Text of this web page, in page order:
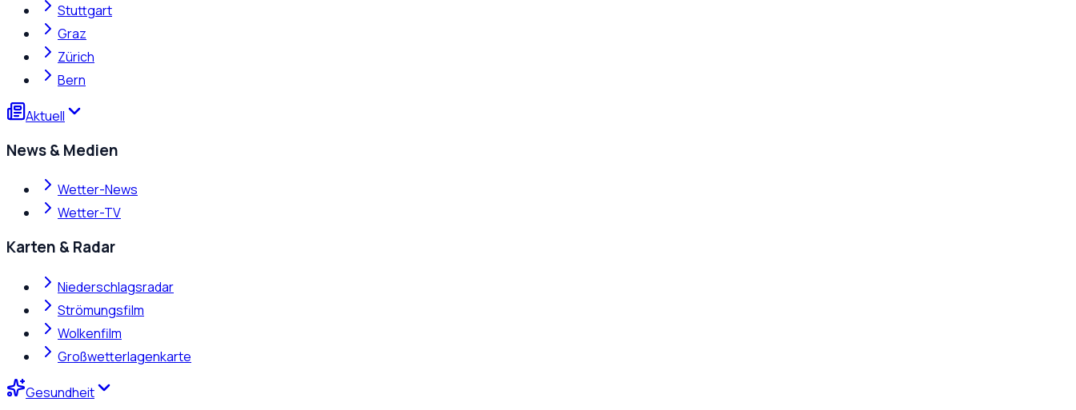
Stuttgart
Graz
Zürich
Bern
Aktuell
News & Medien
Wetter-News
Wetter-TV
Karten & Radar
Niederschlagsradar
Strömungsfilm
Wolkenfilm
Großwetterlagenkarte
Gesundheit